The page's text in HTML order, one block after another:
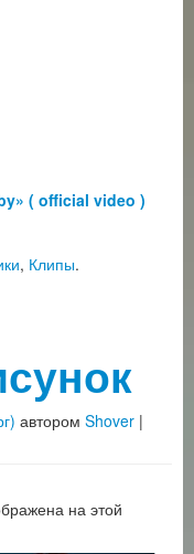
( official video )
, Клипы.
автором Shover |
на этой